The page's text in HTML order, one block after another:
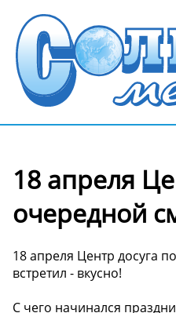
18 апреля
очередной
18 апреля Центр досуга
встретил - вкусно!
С чего начинался